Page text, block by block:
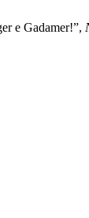
e Gadamer!”,